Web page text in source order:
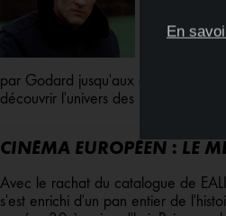
européen.
iconiques
par Godard jusqu'aux auteurs
découvrir l'univers des plus grandes
CINÉMA EUROPÉEN : LE
Avec le rachat du catalogue de
s'est enrichi d'un pan entier de
En